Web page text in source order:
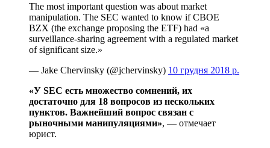
The most important question was about market
manipulation. The SEC wanted to know if CBOE
BZX (the exchange proposing the ETF) had «a
surveillance-sharing agreement with a regulated market
of significant size.»
— Jake Chervinsky (@jchervinsky) 10 грудня 2018 р.
«У SEC есть множество сомнений, их
достаточно для 18 вопросов из нескольких
пунктов. Важнейший вопрос связан с
рыночными манипуляциями», — отмечает
юрист.